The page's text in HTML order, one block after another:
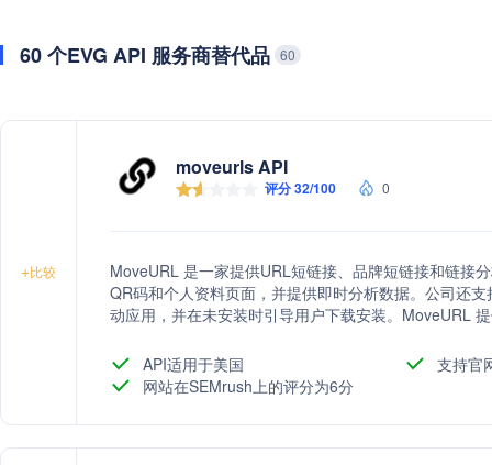
60 个EVG API 服务商替代品 60
+比较
moveurls API
评分 32/100 0
MoveURL 是一家提供URL短链接、品牌短链接和链接
QR码和个人资料页面，并提供即时分析数据。公司还
动应用，并在未安装时引导用户下载安装。MoveURL
API适用于美国
支持官
网站在SEMrush上的评分为6分